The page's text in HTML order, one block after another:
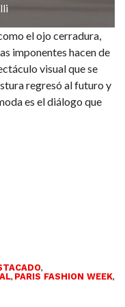
el ojo cerradura,
imponentes hacen de
visual que se
regresó al futuro y
es el diálogo que
,
, PARIS FASHION WEEK,